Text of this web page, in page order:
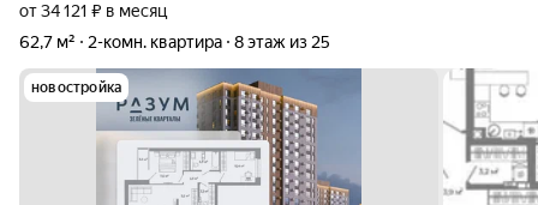
от 34 121 ₽ в месяц
62,7 м²
2-комн. квартира 8 этаж из 25
новостройка